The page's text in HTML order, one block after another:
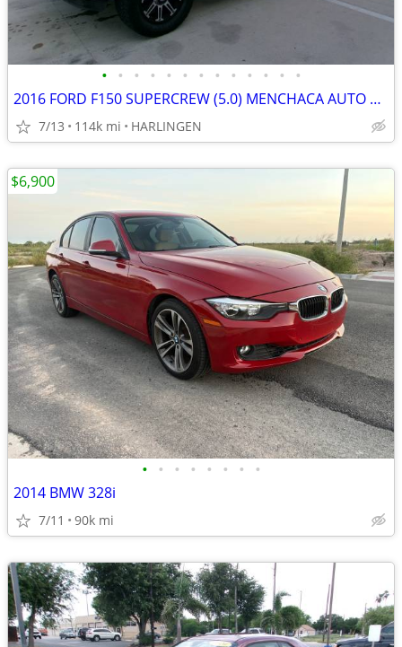
• • • • • • • • • • • • •
2016 FORD F150 SUPERCREW (5.0) MENCHACA AUTO SALES
7/13 114k mi HARLINGEN
• • • • • • • •
2014 BMW 328i
7/11 90k mi
$6,900